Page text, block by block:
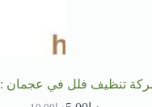
تنظيف فلل في عجمان :0568950034